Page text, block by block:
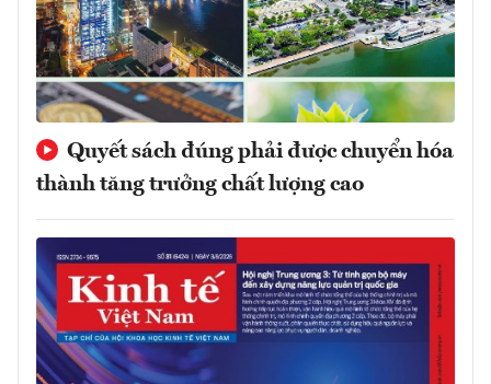
Quyết sách đúng phải được chuyển hóa
thành tăng trưởng chất lượng cao